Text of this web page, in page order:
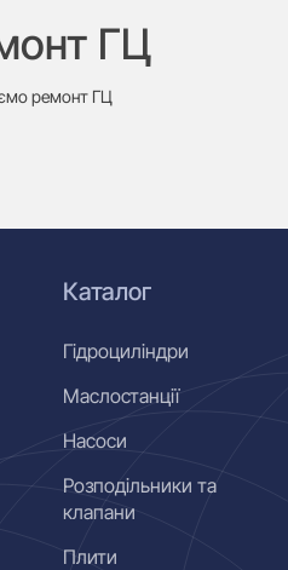
ГЦ
ремонт ГЦ
Каталог
Гідроциліндри
Маслостанції
Насоси
Розподільники та
клапани
Плити